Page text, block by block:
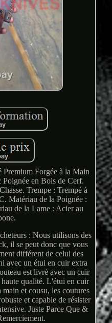
Premium Forgée à la Main
Poignée en Bois de Cerf.
Trempe : Trempé à
Matériau de la Poignée :
de la Lame : Acier au
: Nous utilisons des
il se peut donc que vous
différent de celui des
avec un étui en cuir extra
est livré avec un cuir
qualité. L'étui en cuir
et cousu, les coutures
et capable de résister
Juste Parce Que &